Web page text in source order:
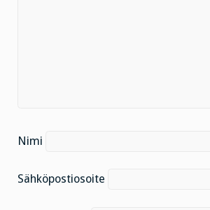
Nimi
Sähköpostiosoite